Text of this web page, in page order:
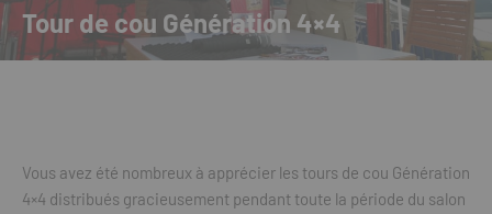
Tour de cou Génération 4×4
Vous avez été nombreux à apprécier les tours de cou Génération
4×4 distribués gracieusement pendant toute la période du salon